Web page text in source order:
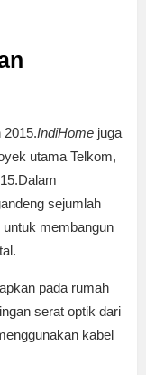
IndiHomejuga
utama Telkom,
sejumlah
membangun
pada rumah
serat optik dari
kabel